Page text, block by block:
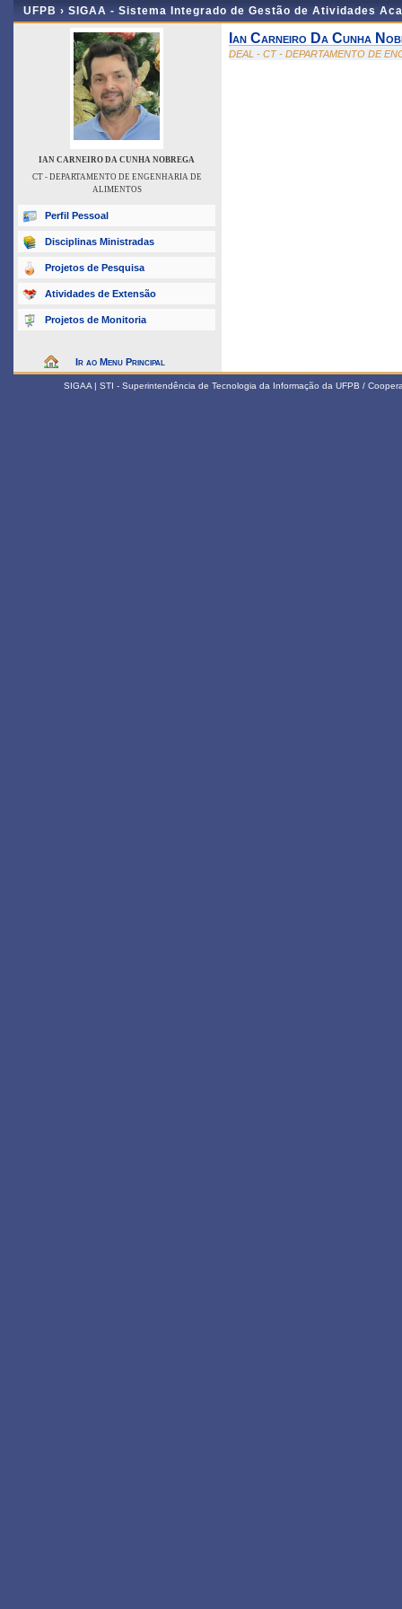
UFPB › SIGAA - Sistema Integrado de Gestão de Atividades
IAN CARNEIRO DA CUNHA NOBREGA
CT - DEPARTAMENTO DE ENGENHARIA DE
ALIMENTOS
Perfil Pessoal
Disciplinas Ministradas
Projetos de Pesquisa
Atividades de Extensão
Projetos de Monitoria
Ir ao Menu Principal
Ian Carneiro Da Cunha
DEAL - CT - DEPARTAMENTO DE
SIGAA | STI - Superintendência de Tecnologia da Informação da UFPB /